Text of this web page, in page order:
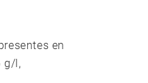
en
g/l,